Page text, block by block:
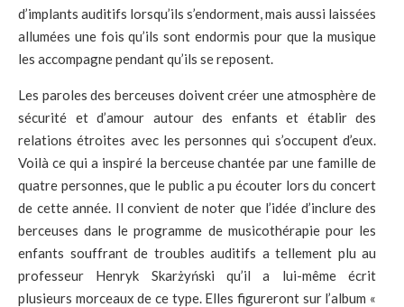
d’implants auditifs lorsqu’ils s’endorment, mais aussi laissées
allumées une fois qu’ils sont endormis pour que la musique
les accompagne pendant qu’ils se reposent.
Les paroles des berceuses doivent créer une atmosphère de
sécurité et d’amour autour des enfants et établir des
relations étroites avec les personnes qui s’occupent d’eux.
Voilà ce qui a inspiré la berceuse chantée par une famille de
quatre personnes, que le public a pu écouter lors du concert
de cette année. Il convient de noter que l’idée d’inclure des
berceuses dans le programme de musicothérapie pour les
enfants souffrant de troubles auditifs a tellement plu au
professeur Henryk Skarżyński qu’il a lui-même écrit
plusieurs morceaux de ce type. Elles figureront sur l’album «